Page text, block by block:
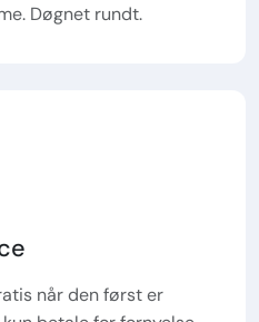
Døgnet rundt.
når den først er